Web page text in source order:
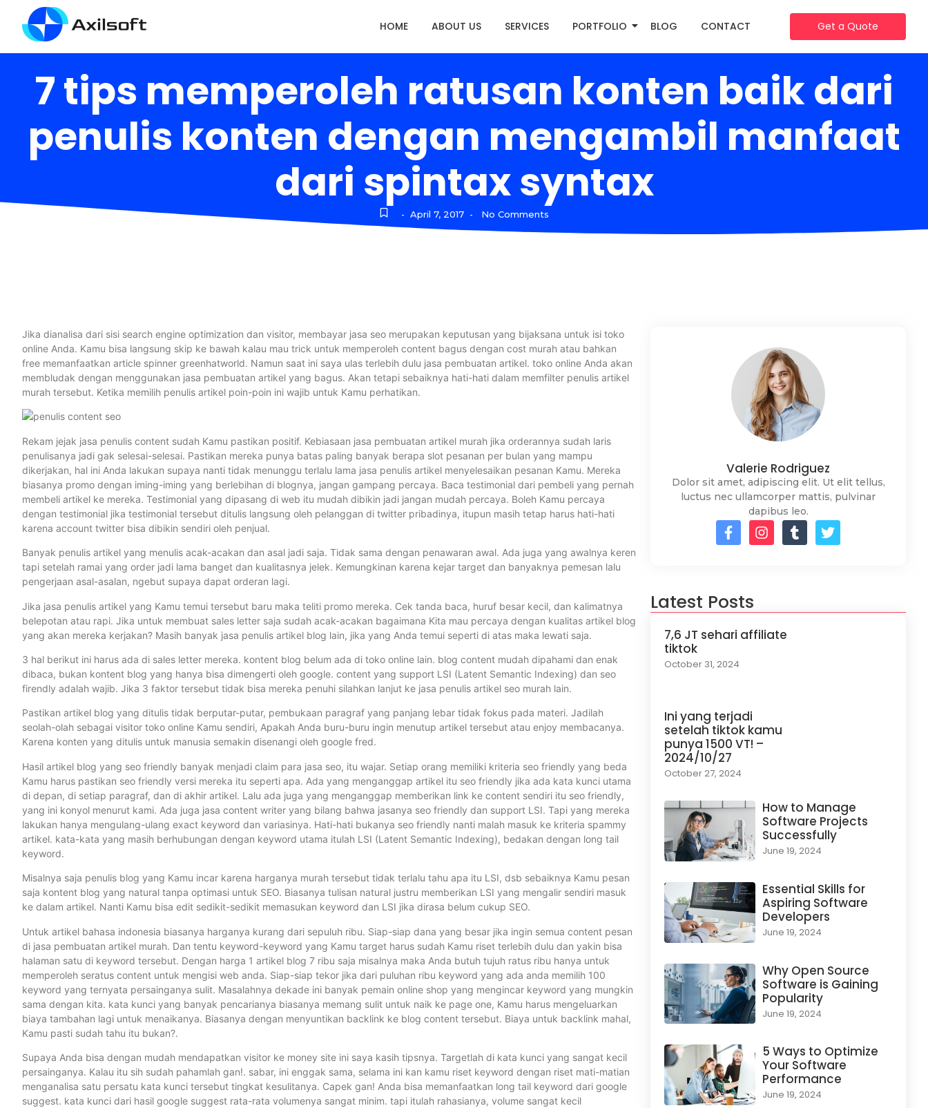
HOME ABOUT US SERVICES PORTFOLIO BLOG CONTACT Get a Quote
7 tips memperoleh ratusan konten baik dari
penulis konten dengan mengambil manfaat
dari spintax syntax
- April 7, 2017 - No Comments
Jika dianalisa dari sisi search engine optimization dan visitor, membayar jasa seo merupakan keputusan yang bijaksana untuk isi toko
online Anda. Kamu bisa langsung skip ke bawah kalau mau trick untuk memperoleh content bagus dengan cost murah atau bahkan
free memanfaatkan article spinner greenhatworld. Namun saat ini saya ulas terlebih dulu jasa pembuatan artikel. toko online Anda akan
membludak dengan menggunakan jasa pembuatan artikel yang bagus. Akan tetapi sebaiknya hati-hati dalam memfilter penulis artikel
murah tersebut. Ketika memilih penulis artikel poin-poin ini wajib untuk Kamu perhatikan.
Rekam jejak jasa penulis content sudah Kamu pastikan positif. Kebiasaan jasa pembuatan artikel murah jika orderannya sudah laris
penulisanya jadi gak selesai-selesai. Pastikan mereka punya batas paling banyak berapa slot pesanan per bulan yang mampu
dikerjakan, hal ini Anda lakukan supaya nanti tidak menunggu terlalu lama jasa penulis artikel menyelesaikan pesanan Kamu. Mereka
biasanya promo dengan iming-iming yang berlebihan di blognya, jangan gampang percaya. Baca testimonial dari pembeli yang pernah
membeli artikel ke mereka. Testimonial yang dipasang di web itu mudah dibikin jadi jangan mudah percaya. Boleh Kamu percaya
dengan testimonial jika testimonial tersebut ditulis langsung oleh pelanggan di twitter pribadinya, itupun masih tetap harus hati-hati
karena account twitter bisa dibikin sendiri oleh penjual.
Banyak penulis artikel yang menulis acak-acakan dan asal jadi saja. Tidak sama dengan penawaran awal. Ada juga yang awalnya keren
tapi setelah ramai yang order jadi lama banget dan kualitasnya jelek. Kemungkinan karena kejar target dan banyaknya pemesan lalu
pengerjaan asal-asalan, ngebut supaya dapat orderan lagi.
Jika jasa penulis artikel yang Kamu temui tersebut baru maka teliti promo mereka. Cek tanda baca, huruf besar kecil, dan kalimatnya
belepotan atau rapi. Jika untuk membuat sales letter saja sudah acak-acakan bagaimana Kita mau percaya dengan kualitas artikel blog
yang akan mereka kerjakan? Masih banyak jasa penulis artikel blog lain, jika yang Anda temui seperti di atas maka lewati saja.
3 hal berikut ini harus ada di sales letter mereka. kontent blog belum ada di toko online lain. blog content mudah dipahami dan enak
dibaca, bukan kontent blog yang hanya bisa dimengerti oleh google. content yang support LSI (Latent Semantic Indexing) dan seo
firendly adalah wajib. Jika 3 faktor tersebut tidak bisa mereka penuhi silahkan lanjut ke jasa penulis artikel seo murah lain.
Pastikan artikel blog yang ditulis tidak berputar-putar, pembukaan paragraf yang panjang lebar tidak fokus pada materi. Jadilah
seolah-olah sebagai visitor toko online Kamu sendiri, Apakah Anda buru-buru ingin menutup artikel tersebut atau enjoy membacanya.
Karena konten yang ditulis untuk manusia semakin disenangi oleh google fred.
Hasil artikel blog yang seo friendly banyak menjadi claim para jasa seo, itu wajar. Setiap orang memiliki kriteria seo friendly yang beda
Kamu harus pastikan seo friendly versi mereka itu seperti apa. Ada yang menganggap artikel itu seo friendly jika ada kata kunci utama
di depan, di setiap paragraf, dan di akhir artikel. Lalu ada juga yang menganggap memberikan link ke content sendiri itu seo friendly,
yang ini konyol menurut kami. Ada juga jasa content writer yang bilang bahwa jasanya seo friendly dan support LSI. Tapi yang mereka
lakukan hanya mengulang-ulang exact keyword dan variasinya. Hati-hati bukanya seo friendly nanti malah masuk ke kriteria spammy
artikel. kata-kata yang masih berhubungan dengan keyword utama itulah LSI (Latent Semantic Indexing), bedakan dengan long tail
keyword.
Misalnya saja penulis blog yang Kamu incar karena harganya murah tersebut tidak terlalu tahu apa itu LSI, dsb sebaiknya Kamu pesan
saja kontent blog yang natural tanpa optimasi untuk SEO. Biasanya tulisan natural justru memberikan LSI yang mengalir sendiri masuk
ke dalam artikel. Nanti Kamu bisa edit sedikit-sedikit memasukan keyword dan LSI jika dirasa belum cukup SEO.
Untuk artikel bahasa indonesia biasanya harganya kurang dari sepuluh ribu. Siap-siap dana yang besar jika ingin semua content pesan
di jasa pembuatan artikel murah. Dan tentu keyword-keyword yang Kamu target harus sudah Kamu riset terlebih dulu dan yakin bisa
halaman satu di keyword tersebut. Dengan harga 1 artikel blog 7 ribu saja misalnya maka Anda butuh tujuh ratus ribu hanya untuk
memperoleh seratus content untuk mengisi web anda. Siap-siap tekor jika dari puluhan ribu keyword yang ada anda memilih 100
keyword yang ternyata persainganya sulit. Masalahnya dekade ini banyak pemain online shop yang mengincar keyword yang mungkin
sama dengan kita. kata kunci yang banyak pencarianya biasanya memang sulit untuk naik ke page one, Kamu harus mengeluarkan
biaya tambahan lagi untuk menaikanya. Biasanya dengan menyuntikan backlink ke blog content tersebut. Biaya untuk backlink mahal,
Kamu pasti sudah tahu itu bukan?.
Supaya Anda bisa dengan mudah mendapatkan visitor ke money site ini saya kasih tipsnya. Targetlah di kata kunci yang sangat kecil
persainganya. Kalau itu sih sudah pahamlah gan!. sabar, ini enggak sama, selama ini kan kamu riset keyword dengan riset mati-matian
menganalisa satu persatu kata kunci tersebut tingkat kesulitanya. Capek gan! Anda bisa memanfaatkan long tail keyword dari google
suggest. kata kunci dari hasil google suggest rata-rata volumenya sangat minim. tapi itulah rahasianya, volume sangat kecil
Valerie Rodriguez
Dolor sit amet, adipiscing elit. Ut elit tellus,
luctus nec ullamcorper mattis, pulvinar
dapibus leo.
Latest Posts
7,6 JT sehari affiliate
tiktok
October 31, 2024
Ini yang terjadi
setelah tiktok kamu
punya 1500 VT! –
2024/10/27
October 27, 2024
How to Manage
Software Projects
Successfully
June 19, 2024
Essential Skills for
Aspiring Software
Developers
June 19, 2024
Why Open Source
Software is Gaining
Popularity
June 19, 2024
5 Ways to Optimize
Your Software
Performance
June 19, 2024